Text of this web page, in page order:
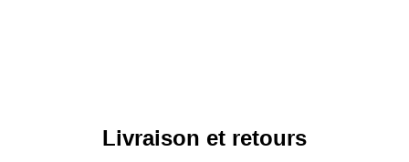
Livraison et retours